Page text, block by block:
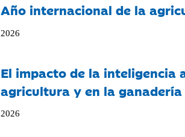
Año internacional de la
2026
El impacto de la inteligencia
agricultura y en la ganadería
2026